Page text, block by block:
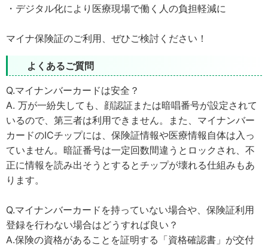
・デジタル化により医療現場で働く人の負担軽減に
マイナ保険証のご利用、ぜひご検討ください！
よくあるご質問
Q.マイナンバーカードは安全？
A. 万が一紛失しても、顔認証または暗唱番号が設定されて
いるので、第三者は利用できません。また、マイナンバー
カードのICチップには、保険証情報や医療情報自体は入っ
ていません。暗証番号は一定回数間違うとロックされ、不
正に情報を読み出そうとするとチップが壊れる仕組みもあ
ります。
Q.マイナンバーカードを持っていない場合や、保険証利用
登録を行わない場合はどうすれば良い？
A.保険の資格があることを証明する「資格確認書」が交付